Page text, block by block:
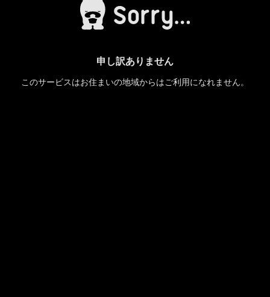
申し訳ありません
このサービスはお住まいの地域からはご利用になれません。